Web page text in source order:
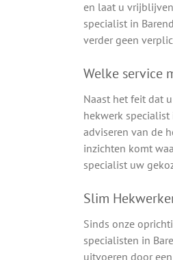
en laat u
specialist in
verder geen
Welke service
Naast het feit dat
hekwerk
adviseren van de
inzichten komt
specialist uw
Slim
Sinds onze
specialisten in
uitvoeren door